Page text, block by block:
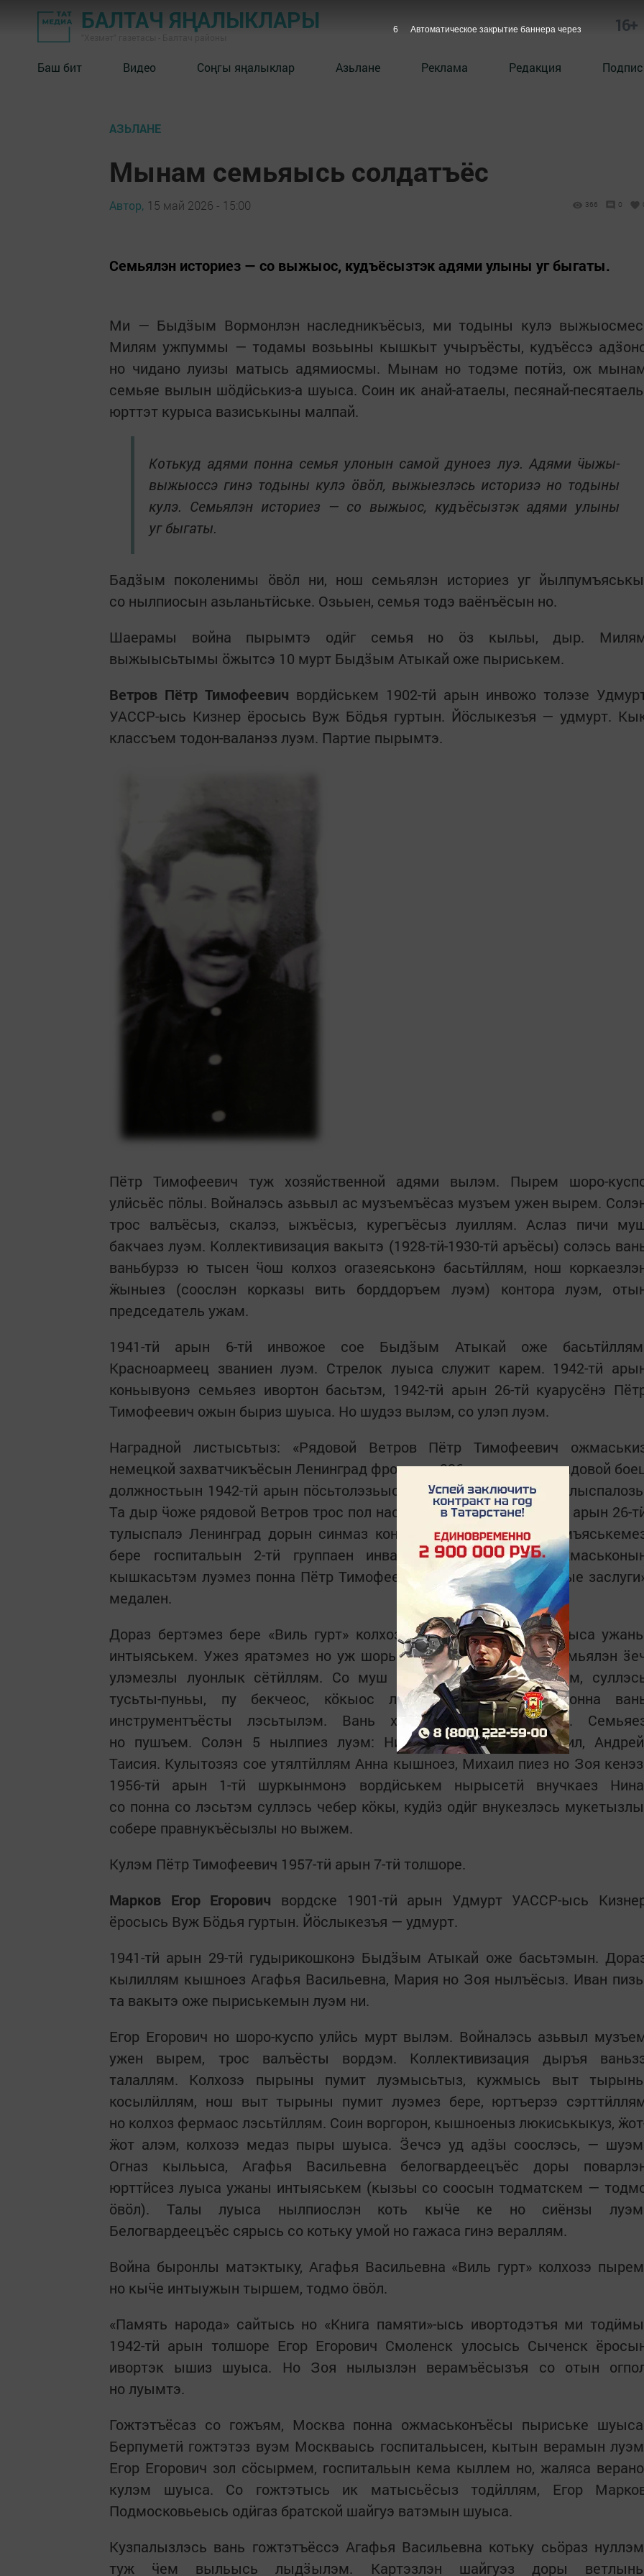
БАЛТАЧ ЯҢАЛЫКЛАРЫ 16+
Баш бит Видео Соңгы яңалыклар Азьлане Реклама Редакция
АЗЬЛАНЕ
Мынам семьяысь солдатъёс
Автор, 15 май 2026 - 15:00 366 0
Семьялэн историез — со выжыос, кудъёсызтэк адями улыны уг быгаты.
Ми — Быдӟым Вормонлэн наследникъёсыз, ми тодыны кулэ
Милям ужпуммы — тодамы возьыны кышкыт учыръёсты, кудъёссэ
но чидано луизы матысь адямиосмы. Мынам но тодэме потӥз, ож
семьяе вылын шӧдӥськиз-а шуыса. Соин ик анай-атаелы, песянай-
юрттэт курыса вазиськыны малпай.
Котькуд адями понна семья улонын самой дуноез луэ. Адями ӵыжы-
выжыоссэ гинэ тодыны кулэ ӧвӧл, выжыезлэсь историзэ но тодыны
кулэ. Семьялэн историез — со выжыос, кудъёсызтэк адями улыны
уг быгаты.
Бадӟым поколенимы ӧвӧл ни, нош семьялэн историез уг
со нылпиосын азьланьтӥське. Озьыен, семья тодэ ваёнъёсын но.
Шаерамы война пырымтэ одӥг семья но ӧз кыльы, дыр.
выжыысьтымы ӧжытсэ 10 мурт Быдӟым Атыкай оже пыриськем.
Ветров Пётр Тимофеевич вордӥськем 1902-тӥ арын инвожо толэзе
УАССР-ысь Кизнер ёросысь Вуж Бӧдья гуртын. Йӧслыкезъя — удмурт.
классъем тодон-валанэз луэм. Партие пырымтэ.
Пётр Тимофеевич туж хозяйственной адями вылэм. Пырем шоро-
улӥсьёс пӧлы. Войналэсь азьвыл ас музъемъёсаз музъем ужен вырем.
трос валъёсыз, скалэз, ыжъёсыз, курегъёсыз луиллям. Аслаз пичи
бакчаез луэм. Коллективизация вакытэ (1928-тӥ-1930-тӥ аръёсы) солэсь
ваньбурзэ ю тысен ӵош колхоз огазеяськонэ басьтӥллям, нош
ӝыныез (соослэн корказы вить борддоръем луэм) контора луэм,
председатель ужам.
1941-тӥ арын 6-тӥ инвожое сое Быдӟым Атыкай оже
Красноармеец званиен луэм. Стрелок луыса служит карем. 1942-тӥ
коньывуонэ семьяез ивортон басьтэм, 1942-тӥ арын 26-тӥ куарусёнэ
Тимофеевич ожын быриз шуыса. Но шудэз вылэм, со улэп луэм.
Наградной листысьтыз: «Рядовой Ветров Пётр Тимофеевич
немецкой захватчикъёсын Ленинград фронтлэн 336 полкысьтыз рядовой
должностьын 1942-тӥ арын пӧсьтолэзьысен 1943-тӥ арын 26-тӥ
Та дыр ӵоже рядовой Ветров трос пол наступление ветлӥз, 1943-тӥ арын 26-
тулыспалэ Ленинград дорын синмаз контузить каремын вал.
бере госпитальын 2-тӥ группаен инвалидность басьтӥз».
кышкасьтэм луэмез понна Пётр Тимофеевич пусъемын «За боевые
медален.
Дораз бертэмез бере «Виль гурт» колхозэ валтӥсь вал утись луыса
интыяськем. Ужез яратэмез но уж шоры кылкутыса учкемез семьялэн
улэмезлы луонлык сётӥллям. Со муш но пудо вордонэн вырем,
тусьты-пуньы, пу бекчеос, кӧкыос лэсьтылэм. Со ачиз понна
инструментъёсты лэсьтылэм. Вань хозяйствозэ ӟеч возем.
но пушъем. Солэн 5 нылпиез луэм: Николай, Антонида, Михаил,
Таисия. Кулытозяз сое утялтӥллям Анна кышноез, Михаил пиез но Зоя
1956-тӥ арын 1-тӥ шуркынмонэ вордӥськем нырысетӥ внучкаез
со понна со лэсьтэм суллэсь чебер кӧкы, кудӥз одӥг внукезлэсь
собере правнукъёсызлы но выжем.
Кулэм Пётр Тимофеевич 1957-тӥ арын 7-тӥ толшоре.
Марков Егор Егорович вордске 1901-тӥ арын Удмурт УАССР-ысь
ёросысь Вуж Бӧдья гуртын. Йӧслыкезъя — удмурт.
1941-тӥ арын 29-тӥ гудырикошконэ Быдӟым Атыкай оже басьтэмын.
кылиллям кышноез Агафья Васильевна, Мария но Зоя нылъёсыз. Иван
та вакытэ оже пыриськемын луэм ни.
Егор Егорович но шоро-куспо улӥсь мурт вылэм. Войналэсь азьвыл
ужен вырем, трос валъёсты вордэм. Коллективизация дыръя
талаллям. Колхозэ пырыны пумит луэмысьтыз, кужмысь выт
косылӥллям, нош выт тырыны пумит луэмез бере, юртъерзэ
но колхоз фермаос лэсьтӥллям. Соин воргорон, кышноеныз люкиськыкуз,
ӝот алэм, колхозэ медаз пыры шуыса. Ӟечсэ уд адӟы соослэсь, —
Огназ кыльыса, Агафья Васильевна белогвардеецъёс доры
юрттӥсез луыса ужаны интыяськем (кызьы со соосын тодматскем —
ӧвӧл). Талы луыса нылпиослэн коть кыӵе ке но сиёнзы
Белогвардеецъёс сярысь со котьку умой но гажаса гинэ вераллям.
Война быронлы матэктыку, Агафья Васильевна «Виль гурт» колхозэ
но кыӵе интыужын тыршем, тодмо ӧвӧл.
«Память народа» сайтысь но «Книга памяти»-ысь ивортодэтъя ми
1942-тӥ арын толшоре Егор Егорович Смоленск улосысь Сыченск
ивортэк ышиз шуыса. Но Зоя нылызлэн верамъёсызъя со отын
но луымтэ.
Гожтэтъёсаз со гожъям, Москва понна ожмаськонъёсы пыриське
Берпуметӥ гожтэтэз вуэм Москваысь госпитальысен, кытын верамын
Егор Егорович зол сӧсырмем, госпитальын кема кыллем но, жаляса
кулэм шуыса. Со гожтэтысь ик матысьёсыз тодӥллям, Егор
Подмосковьеысь одӥгаз братской шайгуэ ватэмын шуыса.
Кузпалызлэсь вань гожтэтъёссэ Агафья Васильевна котьку сьӧраз
туж ӵем выльысь лыдӟылэм. Картэзлэн шайгуэз доры
5 Автоматическое закрытие баннера через